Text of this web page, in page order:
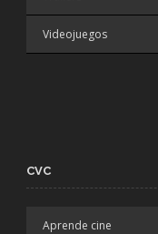
Videojuegos
CVC
Aprende cine